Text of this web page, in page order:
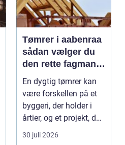
Tømrer i aabenraa
sådan vælger du
den rette fagmand
til dit projekt
En dygtig tømrer kan
være forskellen på et
byggeri, der holder i
årtier, og et projekt, der
hurtigt ...
30 juli 2026